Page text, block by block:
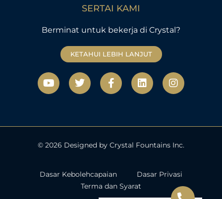
SERTAI KAMI
Berminat untuk bekerja di Crystal?
KETAHUI LEBIH LANJUT
Y
o
u
b
T
w
i
e
F
a
c
o
k
L
i
n
d
n
I
n
s
g
a
© 2026 Designed by Crystal Fountains Inc.
Dasar Kebolehcapaian
Dasar Privasi
Terma dan Syarat